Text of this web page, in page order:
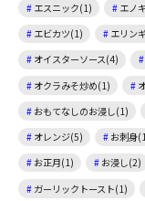
エスニック(1)
エノ
エビカツ(1)
エリン
オイスターソース(4)
オクラみそ炒め(1)
おもてなしのお浸し(1)
オレンジ(5)
お刺身
お正月(1)
お浸し(2)
ガーリックトースト(1)